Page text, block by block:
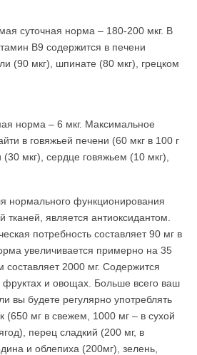
суточная норма – 180-200 мкг. В
В9 содержится в печени
(90 мкг), шпинате (80 мкг), грецком
норма – 6 мкг. Максимальное
в говяжьей печени (60 мкг в 100 г
мкг), сердце говяжьем (10 мкг),
нормального функционирования
тканей, является антиоксидантом.
потребность составляет 90 мг в
увеличивается примерно на 35
2000 мг. Содержится
и овощах. Больше всего ваш
вы будете регулярно употреблять
(650 мг в свежем, 1000 мг – в сухой
перец сладкий (200 мг, в
и облепиха (200мг), зелень,